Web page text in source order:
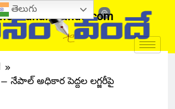
నేపాల్ అధికార పెద్దల లగ్జరీపై
తెలుగు